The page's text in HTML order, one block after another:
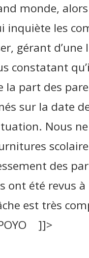
monde,
inquiète les
gérant
constatant
la part des
sur la date
Nous
des
ont été revus
est très
]]>